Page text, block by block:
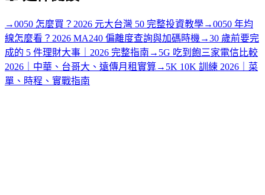
→0050 怎麼買？2026 元大台灣 50 完整投資教學→0050 年均
線怎麼看？2026 MA240 偏離度查詢與加碼時機 →30 歲前要完
成的 5 件理財大事｜2026 完整指南 → 5G 吃到飽三家電信比較
2026｜中華、台哥大、遠傳月租實算→ 5K 10K 訓練 2026｜菜
單、時程、實戰指南